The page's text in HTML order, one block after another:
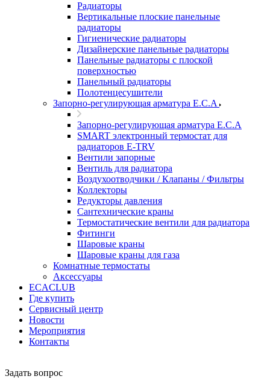
Радиаторы
Вертикальные плоские панельные
радиаторы
Гигиенические радиаторы
Дизайнерские панельные радиаторы
Панельные радиаторы с плоской
поверхностью
Панельный радиаторы
Полотенцесушители
Запорно-регулирующая арматура E.C.A
Запорно-регулирующая арматура E.C.A
SMART электронный термостат для
радиаторов E-TRV
Вентили запорные
Вентиль для радиатора
Воздухоотводчики / Клапаны / Фильтры
Коллекторы
Редукторы давления
Сантехнические краны
Термостатические вентили для радиатора
Фитинги
Шаровые краны
Шаровые краны для газа
Комнатные термостаты
Аксессуары
ECACLUB
Где купить
Сервисный центр
Новости
Мероприятия
Контакты
Задать вопрос